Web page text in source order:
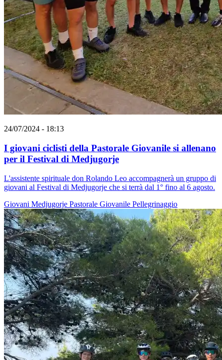
24/07/2024 - 18:13
I giovani ciclisti della Pastorale Giovanile si allenano
per il Festival di Medjugorje
L'assistente spirituale don Rolando Leo accompagnerà un gruppo di
giovani al Festival di Medjugorje che si terrà dal 1° fino al 6 agosto.
Giovani Medjugorje Pastorale Giovanile Pellegrinaggio